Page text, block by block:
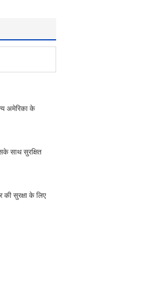
अमेरिका के
साथ सुरक्षित
सुरक्षा के लिए